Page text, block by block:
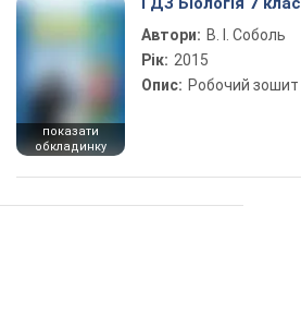
показати
обкладинку
Автори: В. І. Соболь
Рік: 2015
Опис: Робочий зошит